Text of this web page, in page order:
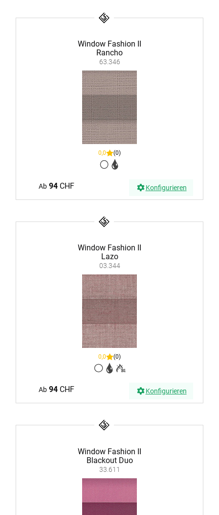
Window Fashion II
Rancho
63.346
0,0 (0)
Ab 94CHF Konfigurieren
Window Fashion II
Lazo
03.344
0,0 (0)
Ab 94CHF Konfigurieren
Window Fashion II
Blackout Duo
33.611